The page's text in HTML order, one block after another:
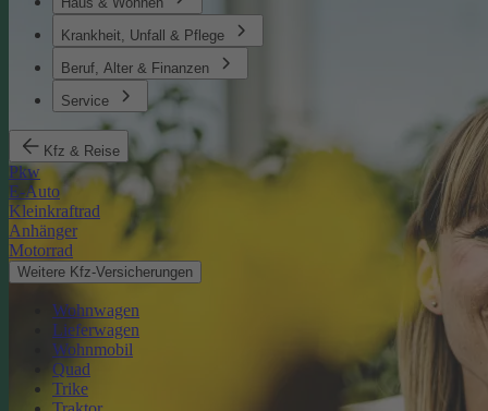
Krankheit, Unfall & Pflege
Beruf, Alter & Finanzen
Service
Kfz & Reise
Pkw
E-Auto
Kleinkraftrad
Anhänger
Motorrad
Weitere Kfz-Versicherungen
Wohnwagen
Lieferwagen
Wohnmobil
Quad
Trike